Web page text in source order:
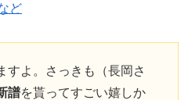
ど
すよ。さっきも（長岡さ
譜を貰ってすごい嬉しか